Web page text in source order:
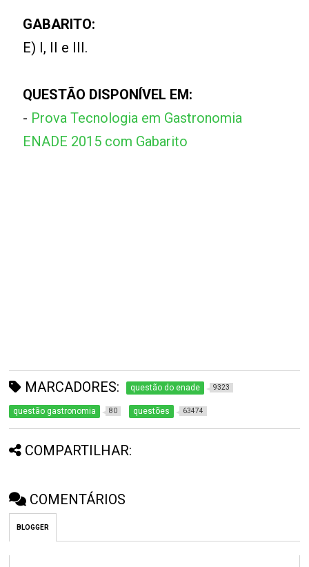
GABARITO:
E) I, II e III.
QUESTÃO DISPONÍVEL EM:
- Prova Tecnologia em Gastronomia
ENADE 2015 com Gabarito
MARCADORES: questão do enade 9323
questão gastronomia 80 questões 63474
COMPARTILHAR:
COMENTÁRIOS
BLOGGER